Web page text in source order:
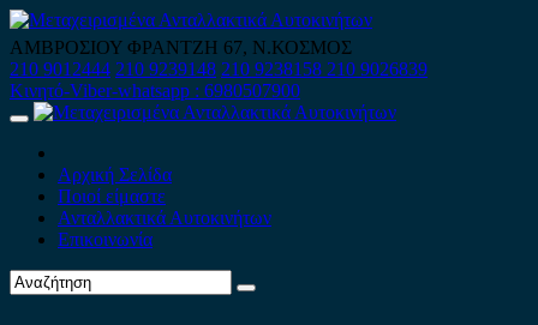
Skip
to
content
ΑΜΒΡΟΣΙΟΥ ΦΡΑΝΤΖΗ 67, Ν.ΚΟΣΜΟΣ
210 9012444 210 9239148 210 9238158 210 9026839
Κινητό-Viber-whatsapp : 6980507900
Primary
Αρχική Σελίδα
Ποιοί είμαστε
Ανταλλακτικά Αυτοκινήτων
Επικοινωνία